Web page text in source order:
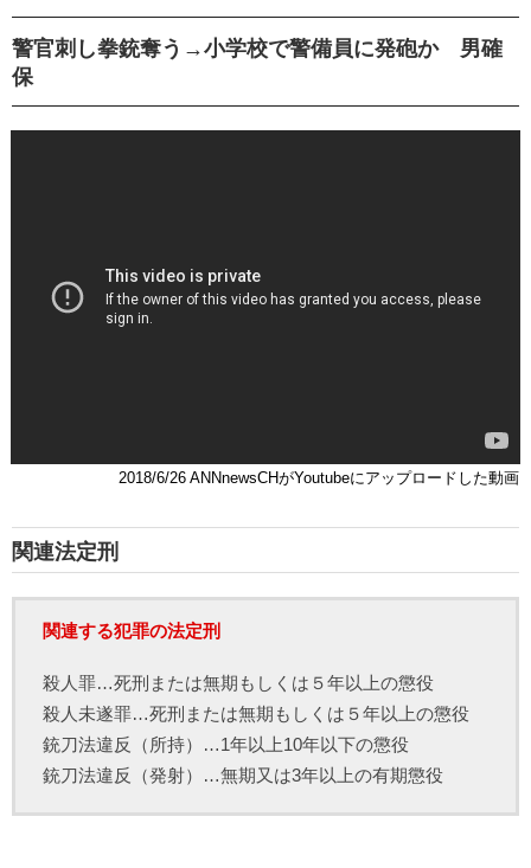
警官刺し拳銃奪う→小学校で警備員に発砲か 男確
保
2018/6/26 ANNnewsCHがYoutubeにアップロードした動画
関連法定刑
関連する犯罪の法定刑
殺人罪…死刑または無期もしくは５年以上の懲役
殺人未遂罪…死刑または無期もしくは５年以上の懲役
銃刀法違反（所持）…1年以上10年以下の懲役
銃刀法違反（発射）…無期又は3年以上の有期懲役